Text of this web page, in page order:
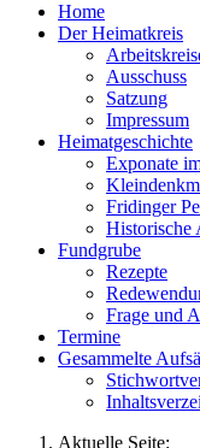
Home
Der Heimatkreis
Ausschuss
Satzung
Impressum
Heimatgeschichte
Exponate
Fridinger
Historische
Fundgrube
Rezepte
Frage und
Termine
Gesammelte
Aktuelle Seite: